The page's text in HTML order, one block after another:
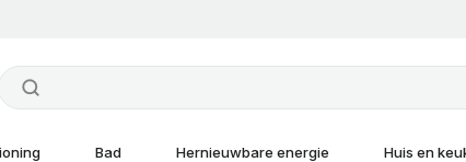
Bad Hernieuwbare energie Huis en